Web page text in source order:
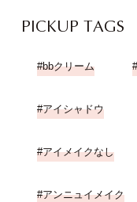
PICKUP TAGS
bbクリーム
アイシャドウ
アイメイクなし
アンニュイメイク